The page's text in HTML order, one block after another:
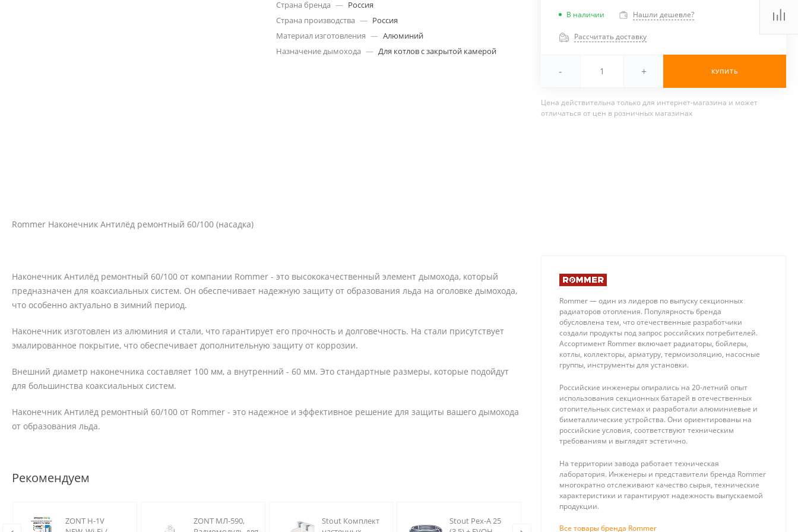
Rommer Наконечник Антилёд ремонтный 60/100 (насадка)
Страна бренда — Россия
Страна производства — Россия
Материал изготовления — Алюминий
Назначение дымохода — Для котлов с закрытой камерой
В наличии Нашли дешевле?
Рассчитать доставку
- + КУПИТЬ
Цена действительна только для интернет-магазина и может
отличаться от цен в розничных магазинах
Наконечник Антилёд ремонтный 60/100 от компании Rommer - это высококачественный элемент дымохода, который
предназначен для коаксиальных систем. Он обеспечивает надежную защиту от образования льда на оголовке дымохода,
что особенно актуально в зимний период.
Наконечник изготовлен из алюминия и стали, что гарантирует его прочность и долговечность. На стали присутствует
эмалированное покрытие, что обеспечивает дополнительную защиту от коррозии.
Внешний диаметр наконечника составляет 100 мм, а внутренний - 60 мм. Это стандартные размеры, которые подойдут
для большинства коаксиальных систем.
Наконечник Антилёд ремонтный 60/100 от Rommer - это надежное и эффективное решение для защиты вашего дымохода
от образования льда.
Рекомендуем
ZONT H-1V
ZONT МЛ-590,
Stout Комплект
Stout Pex-A 25
Rommer — один из лидеров по выпуску секционных
радиаторов отопления. Популярность бренда
обусловлена тем, что отечественные разработчики
создали продукты под запрос российских потребителей.
Ассортимент Rommer включает радиаторы, бойлеры,
котлы, коллекторы, арматуру, термоизоляцию, насосные
группы, инструменты для установки.
Российские инженеры опирались на 20-летний опыт
использования секционных батарей в отечественных
отопительных системах и разработали алюминиевые и
биметаллические устройства. Они ориентированы на
российские условия, соответствуют техническим
требованиям и выглядят эстетично.
На территории завода работает техническая
лаборатория. Инженеры и представители бренда Rommer
многократно отслеживают качество сырья, технические
характеристики и гарантируют надежность выпускаемой
продукции.
Все товары бренда Rommer